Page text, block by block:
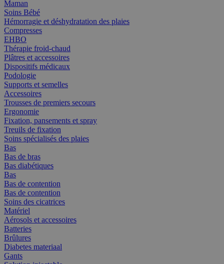
Maman
Soins Bébé
Hémorragie et déshydratation des plaies
Compresses
EHBO
Thérapie froid-chaud
Plâtres et accessoires
Dispositifs médicaux
Podologie
Supports et semelles
Accessoires
Trousses de premiers secours
Ergonomie
Fixation, pansements et spray
Treuils de fixation
Soins spécialisés des plaies
Bas
Bas de bras
Bas diabétiques
Bas
Bas de contention
Bas de contention
Soins des cicatrices
Matériel
Aérosols et accessoires
Batteries
Brûlures
Diabetes materiaal
Gants